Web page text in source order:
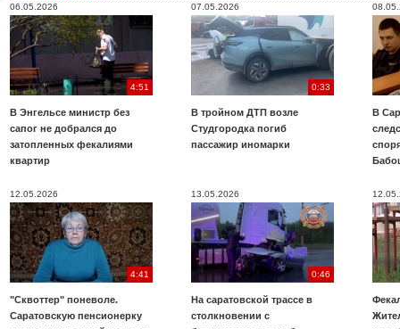
06.05.2026
4:51
В Энгельсе министр без
сапог не добрался до
затопленных фекалиями
квартир
07.05.2026
0:33
В тройном ДТП возле
Студгородка погиб
пассажир иномарки
В
12.05.2026
4:41
"Сквоттер" поневоле.
Саратовскую пенсионерку
13.05.2026
0:46
На саратовской трассе в
столкновении с